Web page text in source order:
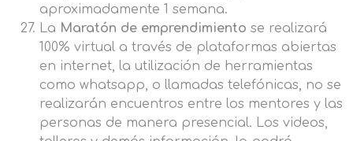
aproximadamente 1 semana.
La Maratón de emprendimiento se realizará
100% virtual a través de plataformas abiertas
en internet, la utilización de herramientas
como whatsapp, o llamadas telefónicas, no se
realizarán encuentros entre los mentores y las
personas de manera presencial. Los videos,